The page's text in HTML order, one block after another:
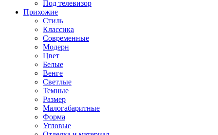
Под телевизор
Прихожие
Стиль
Классика
Современные
Модерн
Цвет
Белые
Венге
Светлые
Темные
Размер
Малогабаритные
Форма
Угловые